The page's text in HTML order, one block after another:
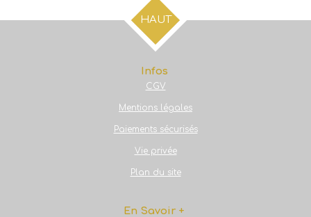
e
e
e
e
HAUT
Infos
CGV
Mentions légales
Paiements sécurisés
Vie privée
Plan du site
En Savoir +